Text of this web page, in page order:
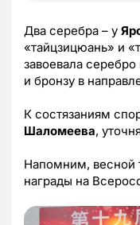
Два серебра – у
«тайцзицюань» и
завоевала
и бронзу в
К состязаниям
Шаломеева,
Напомним, весной
награды на